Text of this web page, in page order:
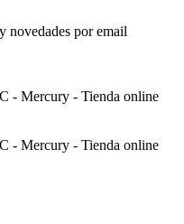
novedades por email